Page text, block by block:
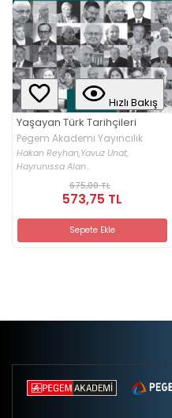
Hızlı Bakış
Yaşayan Türk Tarihçileri
Pegem Akademi Yayıncılık
Hakan Reyhan,Yavuz Unat,
Hayrunissa Alan...
675,00 TL
573,75 TL
Sepete Ekle